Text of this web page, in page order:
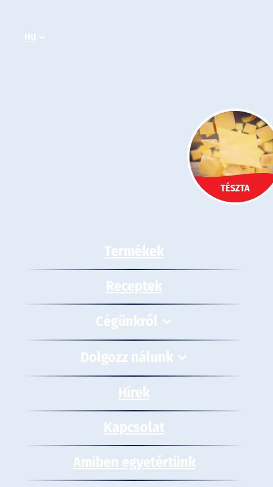
tartalomhoz
HU
TÉSZTA
Termékek
Receptek
Cégünkről
Dolgozz nálunk
Hírek
Kapcsolat
Amiben egyetértünk